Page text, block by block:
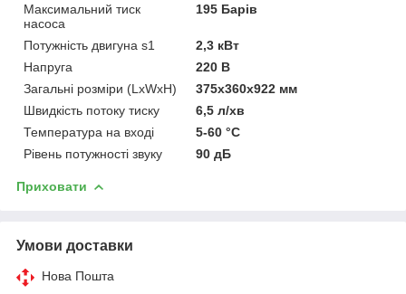
Максимальний тиск
насоса
195 Барів
Потужність двигуна s1
2,3 кВт
Напруга
220 В
Загальні розміри (LxWxH)
375x360x922 мм
Швидкість потоку тиску
6,5 л/хв
Температура на вході
5-60 °C
Рівень потужності звуку
90 дБ
Приховати
Умови доставки
Нова Пошта